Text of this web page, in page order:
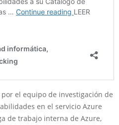
el equipo de investigación de
en el servicio Azure
de trabajo interna de Azure,